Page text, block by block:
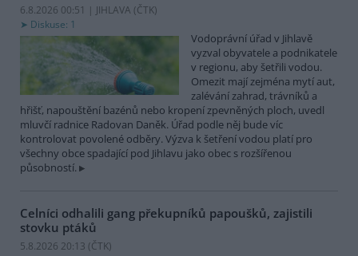
6.8.2026 00:51 | JIHLAVA (ČTK)
Diskuse: 1
Vodoprávní úřad v Jihlavě
vyzval obyvatele a podnikatele
v regionu, aby šetřili vodou.
Omezit mají zejména mytí aut,
zalévání zahrad, trávníků a
hřišť, napouštění bazénů nebo kropení zpevněných ploch, uvedl
mluvčí radnice Radovan Daněk. Úřad podle něj bude víc
kontrolovat povolené odběry. Výzva k šetření vodou platí pro
všechny obce spadající pod Jihlavu jako obec s rozšířenou
působností.
Celníci odhalili gang překupníků papoušků, zajistili
stovku ptáků
5.8.2026 20:13 (ČTK)